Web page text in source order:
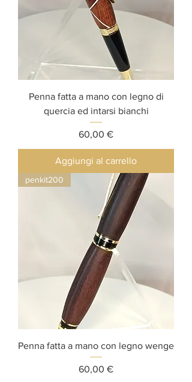
Penna fatta a mano con legno di
quercia ed intarsi bianchi
Prezzo
60,00 €
Aggiungi al carrello
penkit200
Penna fatta a mano con legno wenge
Prezzo
60,00 €